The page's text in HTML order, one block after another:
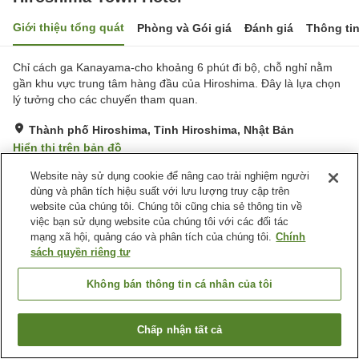
Giới thiệu tổng quát Phòng và Gói giá Đánh giá Thông
Chỉ cách ga Kanayama-cho khoảng 6 phút đi bộ, chỗ nghỉ nằm
gần khu vực trung tâm hàng đầu của Hiroshima. Đây là lựa chọn
lý tưởng cho các chuyến tham quan.
Thành phố Hiroshima, Tỉnh Hiroshima, Nhật Bản
Hiển thị trên bản đồ
Rất tốt Đánh giá:122 lượt
Tiện nghi chỗ nghỉ
Bãi đỗ xe
Máy bán hàng tự động
Giao Hàng Tận Nhà
Trang chủ Nhật Bản Tỉnh Hiroshima
Thành phố Hiroshima
Hiroshima Town Hotel
Tìm phòng trống
Website này sử dụng cookie để nâng cao trải nghiệm người
dùng và phân tích hiệu suất với lưu lượng truy cập trên
website của chúng tôi. Chúng tôi cũng chia sẻ thông tin về
việc bạn sử dụng website của chúng tôi với các đối tác
mạng xã hội, quảng cáo và phân tích của chúng tôi. Chính
sách quyền riêng tư
Không bán thông tin cá nhân của tôi
Chấp nhận tất cả